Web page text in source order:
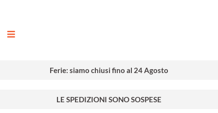
Ferie: siamo chiusi fino al 24 Agosto
LE SPEDIZIONI SONO SOSPESE